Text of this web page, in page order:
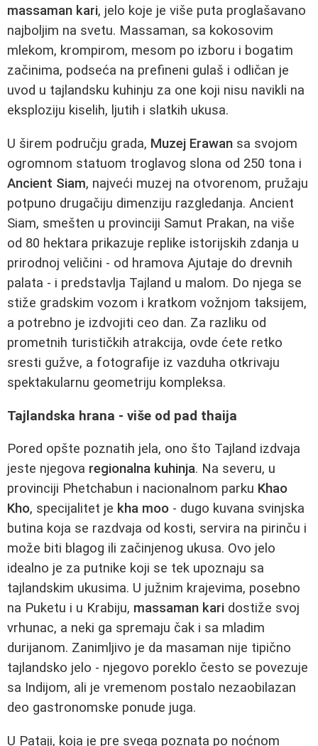
massaman kari, jelo koje je više puta proglašavano
najboljim na svetu. Massaman, sa kokosovim
mlekom, krompirom, mesom po izboru i bogatim
začinima, podseća na prefineni gulaš i odličan je
uvod u tajlandsku kuhinju za one koji nisu navikli na
eksploziju kiselih, ljutih i slatkih ukusa.
U širem području grada, Muzej Erawan sa svojom
ogromnom statuom troglavog slona od 250 tona i
Ancient Siam, najveći muzej na otvorenom, pružaju
potpuno drugačiju dimenziju razgledanja. Ancient
Siam, smešten u provinciji Samut Prakan, na više
od 80 hektara prikazuje replike istorijskih zdanja u
prirodnoj veličini - od hramova Ajutaje do drevnih
palata - i predstavlja Tajland u malom. Do njega se
stiže gradskim vozom i kratkom vožnjom taksijem,
a potrebno je izdvojiti ceo dan. Za razliku od
prometnih turističkih atrakcija, ovde ćete retko
sresti gužve, a fotografije iz vazduha otkrivaju
spektakularnu geometriju kompleksa.
Tajlandska hrana - više od pad thaija
Pored opšte poznatih jela, ono što Tajland izdvaja
jeste njegova regionalna kuhinja. Na severu, u
provinciji Phetchabun i nacionalnom parku Khao
Kho, specijalitet je kha moo - dugo kuvana svinjska
butina koja se razdvaja od kosti, servira na pirinču i
može biti blagog ili začinjenog ukusa. Ovo jelo
idealno je za putnike koji se tek upoznaju sa
tajlandskim ukusima. U južnim krajevima, posebno
na Puketu i u Krabiju, massaman kari dostiže svoj
vrhunac, a neki ga spremaju čak i sa mladim
durijanom. Zanimljivo je da masaman nije tipično
tajlandsko jelo - njegovo poreklo često se povezuje
sa Indijom, ali je vremenom postalo nezaobilazan
deo gastronomske ponude juga.
U Pataji, koja je pre svega poznata po noćnom